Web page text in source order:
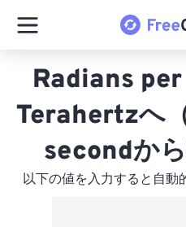
Radians
Terahertzへ
secondか
以下の値を入力すると自動